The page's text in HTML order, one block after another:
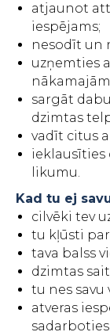
atjaunot
iespējams;
nesodīt un
uzņemties
sargāt
dzimtas
vadīt citus
ieklausīties
likumu.
Kad tu ej
cilvēki tev
tu kļūsti
tava balss
dzimtas
tu nes savu
atveras